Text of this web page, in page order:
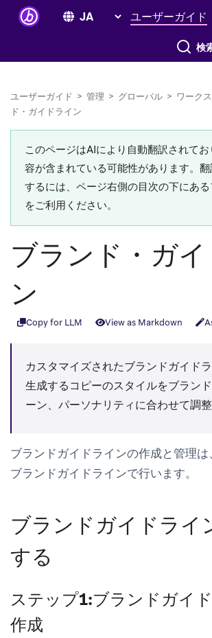
ユーザーガイド
すべて検
ユーザーガイド > 管理 > グローバル > ワーク
ド・ガイドライン
このページはAIにより自動翻訳されて
容が含まれている可能性があります。
するには、ページ右側の目次の下にあ
をご利用ください。
ブランド・ガイ
ン
Copy for LLM View as Markdown
カスタマイズされたブランドガイド
生成するコピーのスタイルをブラン
ーン、パーソナリティに合わせて調整
ブランドガイドラインの作成と管理は、
ブランドガイドラインで行います。
ブランドガイドライ
する
ステップ1:ブランドガイ
作成